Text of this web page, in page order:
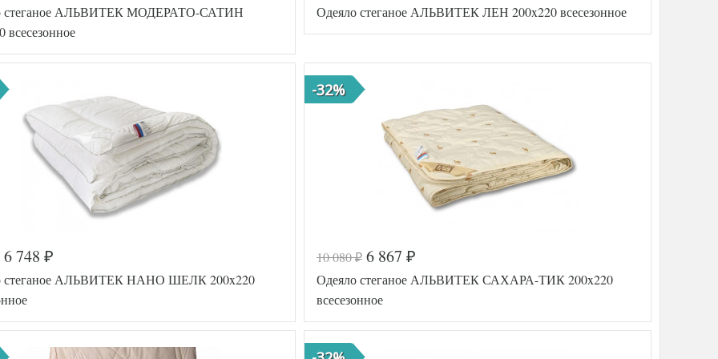
AL46070480
(евро)
стеганое АЛЬВИТЕК МОДЕРАТО-САТИН
всесезонное
Артикул
AL46070480
11195
Ширина х
Длина
Сезонность
Всесезонное
Ткань
Одеяло стеганое АЛЬВИТЕК ЛЕН 200x220 всесезонное
6 748 ₽
стеганое АЛЬВИТЕК НАНО ШЕЛК 200x220
-32%
10 080₽ 6 867 ₽
Одеяло стеганое АЛЬВИТЕК САХАРА-ТИК 200x220
всесезонное